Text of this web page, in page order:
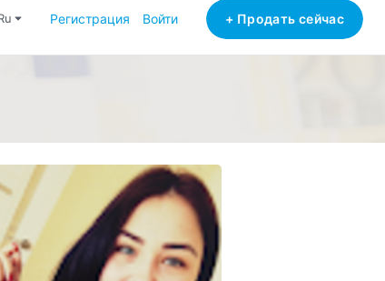
ru Регистрация Войти + Продать сейчас